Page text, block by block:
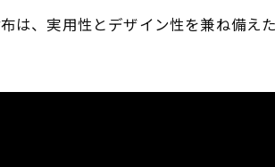
、実用性とデザイン性を兼ね備えた